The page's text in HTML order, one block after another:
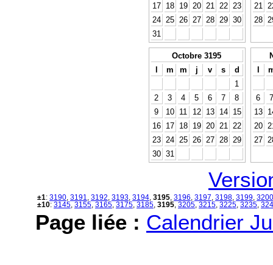
17
18 19 20 21 22
23
24
25 26 27 28 29 30
31
21
28
Octobre 3195
l
m m j v s
d
1
2
3 4 5 6 7
8
9
10 11 12 13 14
15
16
17 18 19 20 21
22
23
24 25 26 27 28
29
30 31
l
6
7
13
20
27
±1: 3190 3191 3192 3193 3194 3195 3196 3197 3198 3199 3200
±10: 3145 3155 3165 3175 3185 3195 3205 3215 3225 3235
Page liée : Calendrier